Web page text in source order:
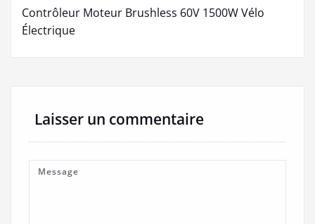
Contrôleur Moteur Brushless 60V 1500W Vélo
Électrique
Laisser un commentaire